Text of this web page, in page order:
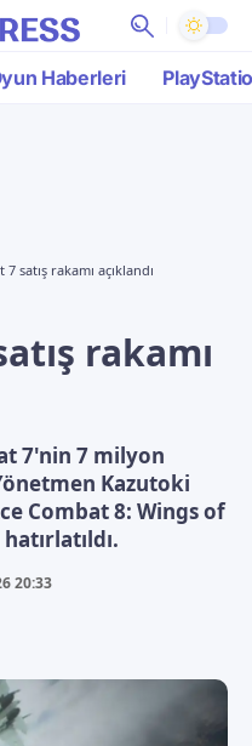
Haberleri
satış rakamı açıklandı
rakamı
7'nin 7 milyon
Kazutoki
Combat 8: Wings of
20:33